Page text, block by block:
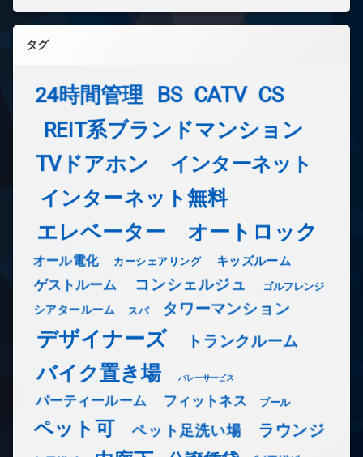
タグ
24時間管理 BS CATV CS
REIT系ブランドマンション
TVドアホン インターネット
インターネット無料
エレベーター オートロック
オール電化 カーシェアリング キッズルーム
ゲストルーム コンシェルジュ ゴルフレンジ
シアタールーム スパ タワーマンション
デザイナーズ トランクルーム
バイク置き場 バレーサービス
パーティールーム フィットネス プール
ペット可 ペット足洗い場 ラウンジ